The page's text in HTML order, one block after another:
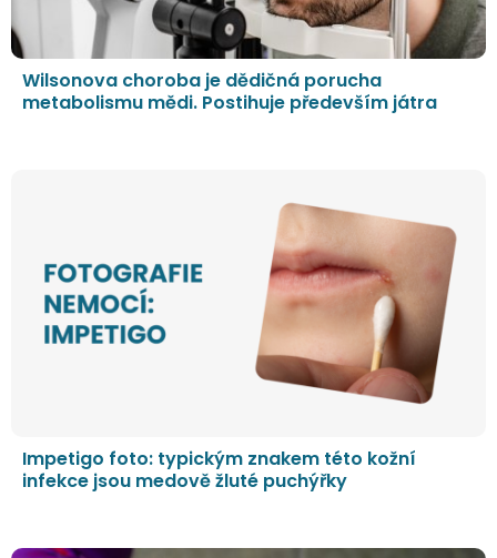
Wilsonova choroba je dědičná porucha
metabolismu mědi. Postihuje především játra
Impetigo foto: typickým znakem této kožní
infekce jsou medově žluté puchýřky